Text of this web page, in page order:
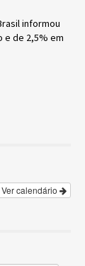
informou
e de 2,5% em
Ver calendário